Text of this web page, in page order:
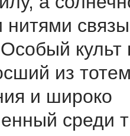
культ
из
и широко
среди